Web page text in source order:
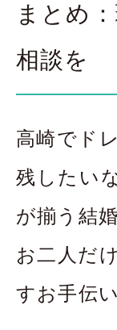
まとめ
相談を
高崎でド
残したい
が揃う結
お二人だ
すお手伝